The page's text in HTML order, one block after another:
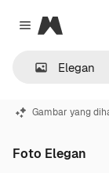
Close menu
Magnific
Gambar yang
Foto Elegan